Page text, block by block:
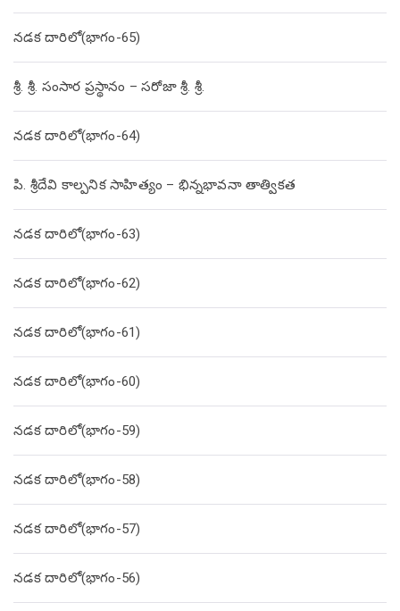
నడక దారిలో(భాగం-65)
శ్రీ. శ్రీ. సంసార ప్రస్థానం – సరోజా శ్రీ. శ్రీ.
నడక దారిలో(భాగం-64)
పి. శ్రీదేవి కాల్పనిక సాహిత్యం – భిన్నభావనా తాత్వికత
నడక దారిలో(భాగం-63)
నడక దారిలో(భాగం-62)
నడక దారిలో(భాగం-61)
నడక దారిలో(భాగం-60)
నడక దారిలో(భాగం-59)
నడక దారిలో(భాగం-58)
నడక దారిలో(భాగం-57)
నడక దారిలో(భాగం-56)